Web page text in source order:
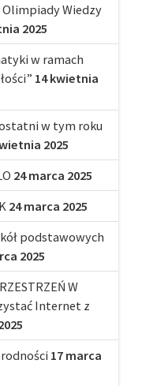
Wiedzy
2025
w ramach
14 kwietnia
ostatni w tym roku
2025
24 marca 2025
24 marca 2025
podstawowych
2025
W
Internet z
17 marca